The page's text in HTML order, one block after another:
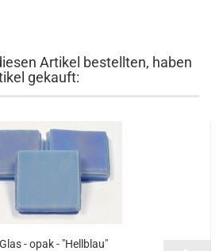
Artikel bestellten, haben
gekauft:
- opak - "Hellblau"